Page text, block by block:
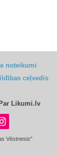
noteikumi
ceļvedis
Par Likumi.lv
Vēstnesis"